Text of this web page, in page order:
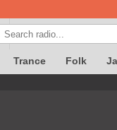
Trance Folk